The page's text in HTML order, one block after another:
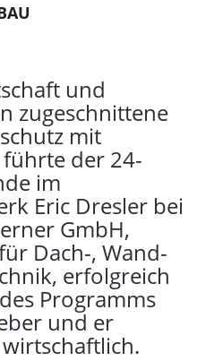
und
zugeschnittene
mit
führte der 24-
im
Eric Dresler bei
GmbH,
Dach-, Wand-
erfolgreich
Programms
und er